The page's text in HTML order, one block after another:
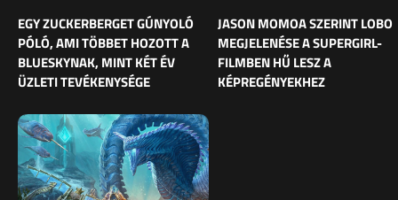
EGY ZUCKERBERGET GÚNYOLÓ
PÓLÓ, AMI TÖBBET HOZOTT A
BLUESKYNAK, MINT KÉT ÉV
ÜZLETI TEVÉKENYSÉGE
JASON MOMOA SZERINT LOBO
MEGJELENÉSE A SUPERGIRL-
FILMBEN HŰ LESZ A
KÉPREGÉNYEKHEZ